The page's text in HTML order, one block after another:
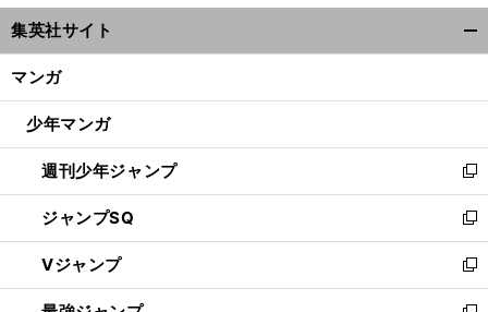
ウ
ィ
ン
ウ
開
く
集英社サイト
マンガ
少年マンガ
週刊少年ジャンプ
新
し
い
ウ
ィ
ン
ジャンプSQ
新
し
い
ウ
Vジャンプ
新
し